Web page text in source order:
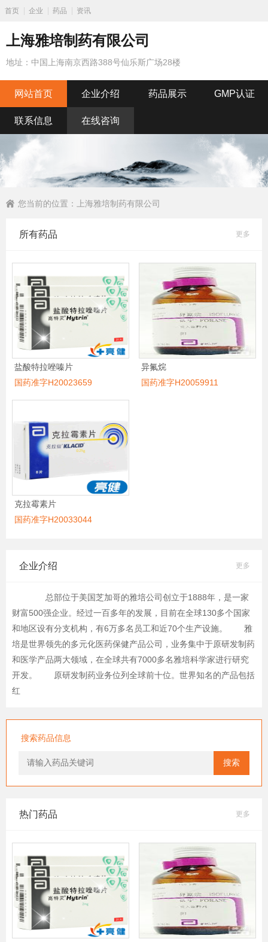
首页 企业 药品 资讯
上海雅培制药有限公司
地址：中国上海南京西路388号仙乐斯广场28楼
网站首页 企业介绍 药品展示 GMP认证
联系信息 在线咨询
您当前的位置： 上海雅培制药有限公司
所有药品 更多
盐酸特拉唑嗪片
国药准字H20023659
异氟烷
国药准字H20059911
克拉霉素片
国药准字H20033044
企业介绍 更多
总部位于美国芝加哥的雅培公司创立于1888年，是一家
财富500强企业。经过一百多年的发展，目前在全球130多个国家
和地区设有分支机构，有6万多名员工和近70个生产设施。 雅
培是世界领先的多元化医药保健产品公司，业务集中于原研发制药
和医学产品两大领域，在全球共有7000多名雅培科学家进行研究
开发。 原研发制药业务位列全球前十位。世界知名的产品包括
红
搜索药品信息
搜索
热门药品 更多